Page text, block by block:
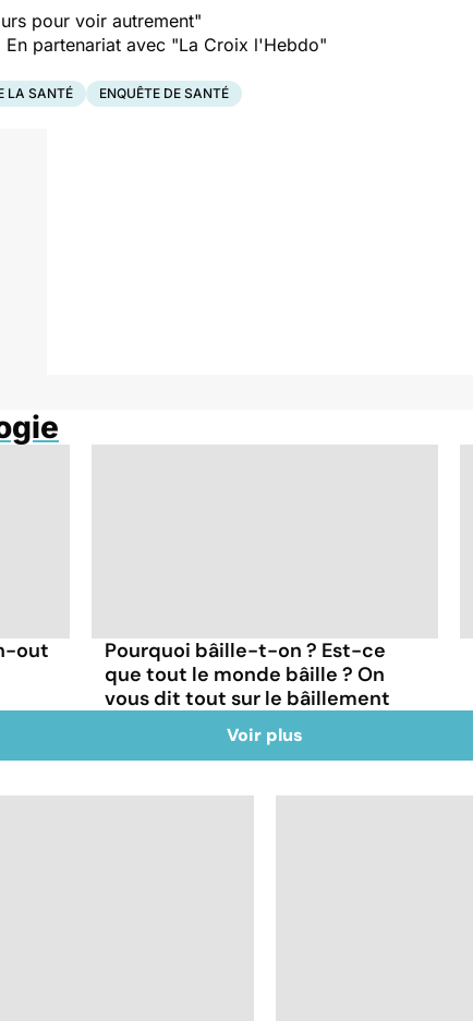
pour voir autrement"
"La Croix l'Hebdo"
LA SANTÉ ENQUÊTE DE SANTÉ
out
Pourquoi bâille-t-on ? Est-ce
que tout le monde bâille ? On
vous dit tout sur le bâillement
Voir plus